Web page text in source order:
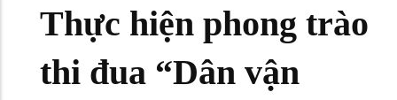
Thực hiện phong trào
thi đua “Dân vận